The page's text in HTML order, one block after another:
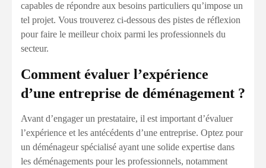
capables de répondre aux besoins particuliers qu’impose un
tel projet. Vous trouverez ci-dessous des pistes de réflexion
pour faire le meilleur choix parmi les professionnels du
secteur.
Comment évaluer l’expérience
d’une entreprise de déménagement ?
Avant d’engager un prestataire, il est important d’évaluer
l’expérience et les antécédents d’une entreprise. Optez pour
un déménageur spécialisé ayant une solide expertise dans
les déménagements pour les professionnels, notamment